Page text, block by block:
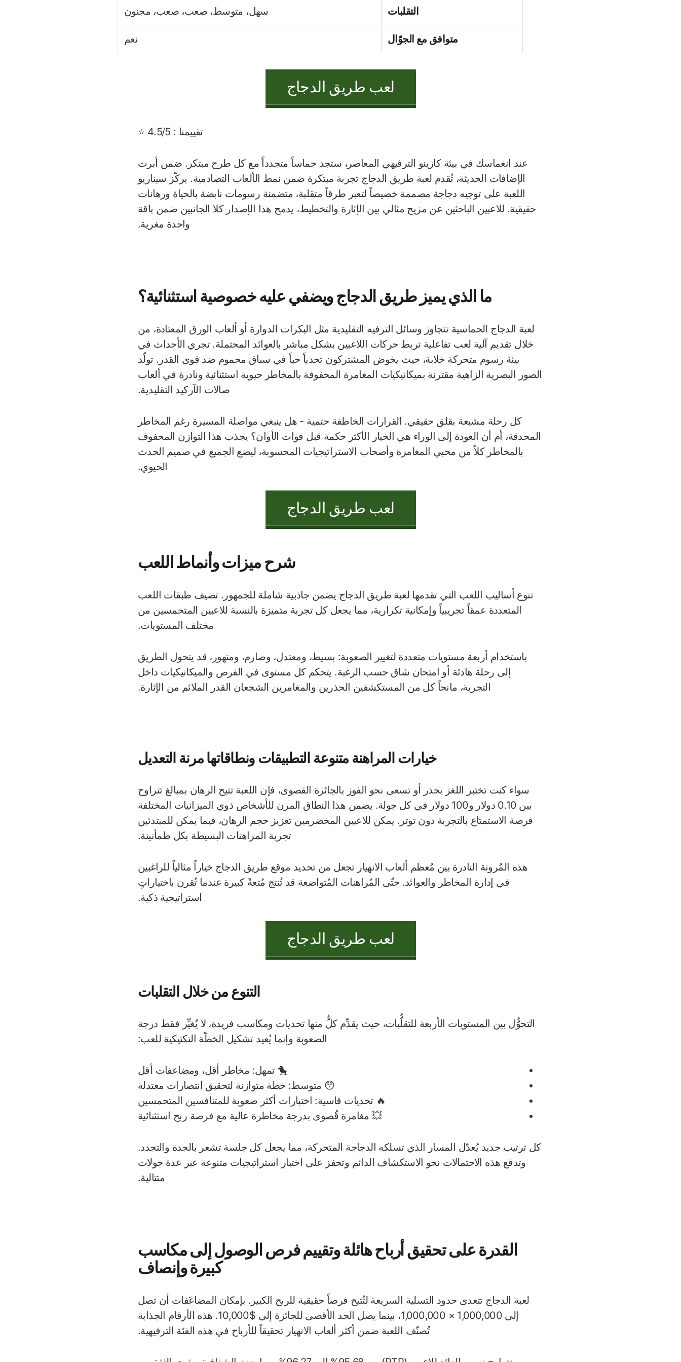
التقلبات سهل، متوسط، صعب، صعب، مجنون
متوافق مع الجوّال نعم
لعب طريق الدجاج
تقييمنا : 4.5/5 ⭐
عند انغماسك في بيئة كازينو الترفيهي المعاصر، ستجد حماساً متجدداً مع كل طرح مبتكر. ضمن أبرث
الإضافات الحديثة، تُقدم لعبة طريق الدجاج تجربة مبتكرة ضمن نمط الألعاب التصادمية. يركّز سيناريو
اللعبة على توجيه دجاجة مصممة خصيصاً لتعبر طرقاً متقلبة، متضمنة رسومات نابضة بالحياة ورهانات
حقيقية. للاعبين الباحثين عن مزيج مثالي بين الإثارة والتخطيط، يدمج هذا الإصدار كلا الجانبين ضمن باقة
واحدة مغرية.
ما الذي يميز طريق الدجاج ويضفي عليه خصوصية استثنائية؟
لعبة الدجاج الحماسية تتجاوز وسائل الترفيه التقليدية مثل البكرات الدوارة أو ألعاب الورق المعتادة، من
خلال تقديم آلية لعب تفاعلية تربط حركات اللاعبين بشكل مباشر بالعوائد المحتملة. تجري الأحداث في
بيئة رسوم متحركة خلابة، حيث يخوض المشتركون تحدياً حياً في سباق محموم ضد قوى القدر. تولّد
الصور البصرية الزاهية مقترنة بميكانيكيات المغامرة المحفوفة بالمخاطر حيوية استثنائية ونادرة في ألعاب
صالات الآركيد التقليدية.
كل رحلة مشبعة بقلق حقيقي. القرارات الخاطفة حتمية - هل ينبغي مواصلة المسيرة رغم المخاطر
المحدقة، أم أن العودة إلى الوراء هي الخيار الأكثر حكمة قبل فوات الأوان؟ يجذب هذا التوازن المحفوف
بالمخاطر كلاً من محبي المغامرة وأصحاب الاستراتيجيات المحسوبة، ليضع الجميع في صميم الحدث
الحيوي.
لعب طريق الدجاج
شرح ميزات وأنماط اللعب
تنوع أساليب اللعب التي تقدمها لعبة طريق الدجاج يضمن جاذبية شاملة للجمهور. تضيف طبقات اللعب
المتعددة عمقاً تجريبياً وإمكانية تكرارية، مما يجعل كل تجربة متميزة بالنسبة للاعبين المتحمسين من
مختلف المستويات.
باستخدام أربعة مستويات متعددة لتغيير الصعوبة: بسيط، ومعتدل، وصارم، ومتهور، قد يتحول الطريق
إلى رحلة هادئة أو امتحان شاق حسب الرغبة. يتحكم كل مستوى في الفرص والميكانيكيات داخل
التجربة، مانحاً كل من المستكشفين الحذرين والمغامرين الشجعان القدر الملائم من الإثارة.
خيارات المراهنة متنوعة التطبيقات ونطاقاتها مرنة التعديل
سواء كنت تختبر اللغز بحذر أو تسعى نحو الفوز بالجائزة القصوى، فإن اللعبة تتيح الرهان بمبالغ تتراوح
بين 0.10 دولار و100 دولار في كل جولة. يضمن هذا النطاق المرن للأشخاص ذوي الميزانيات المختلفة
فرصة الاستمتاع بالتجربة دون توتر. يمكن للاعبين المخضرمين تعزيز حجم الرهان، فيما يمكن للمبتدئين
تجربة المراهنات البسيطة بكل طمأنينة.
هذه المُرونة النادرة بين مُعظم ألعاب الانهيار تجعل من تحديد موقع طريق الدجاج خياراً مثالياً للراغبين
في إدارة المخاطر والعوائد. حتّى المُراهنات المُتواضعة قد تُنتج مُتعةً كبيرة عندما تُقرن باختياراتٍ
استراتيجية ذكية.
لعب طريق الدجاج
التنوع من خلال التقلبات
التحوُّل بين المستويات الأربعة للتقلُّبات، حيث يقدِّم كلٌّ منها تحديات ومكاسب فريدة، لا يُغيِّر فقط درجة
الصعوبة وإنما يُعيد تشكيل الخطّة التكتيكية للعب:
🐤 تمهل: مخاطر أقل، ومضاعفات أقل
😯 متوسط: خطة متوازنة لتحقيق انتصارات معتدلة
🔥 تحديات قاسية: اختبارات أكثر صعوبة للمتنافسين المتحمسين
💥 مغامرة قُصوى بدرجة مخاطرة عالية مع فرصة ربح استثنائية
كل ترتيب جديد يُعدّل المسار الذي تسلكه الدجاجة المتحركة، مما يجعل كل جلسة تشعر بالجدة والتجدد.
وتدفع هذه الاحتمالات نحو الاستكشاف الدائم وتحفز على اختبار استراتيجيات متنوعة عبر عدة جولات
متتالية.
القدرة على تحقيق أرباح هائلة وتقييم فرص الوصول إلى مكاسب
كبيرة وإنصاف
لعبة الدجاج تتعدى حدود التسلية السريعة لتُتيح فرصاً حقيقية للربح الكبير. بإمكان المضاعَفات أن تصل
إلى 1,000,000 × 1,000,000، بينما يصل الحد الأقصى للجائزة إلى $10,000. هذه الأرقام الجذابة
تُصنّف اللعبة ضمن أكثر ألعاب الانهيار تحقيقاً للأرباح في هذه الفئة الترفيهية.